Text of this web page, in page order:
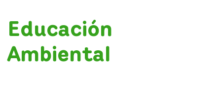
Participa
Pagos PSE
Educación
Ambiental